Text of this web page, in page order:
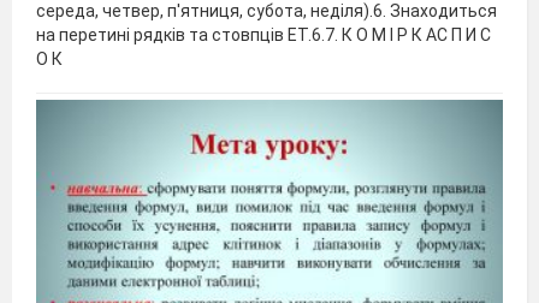
середа, четвер, п'ятниця, субота, неділя).6. Знаходиться
на перетині рядків та стовпців ЕТ.6.7. К О М І Р К АС П И С
О К